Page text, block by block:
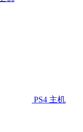
PS4 主机